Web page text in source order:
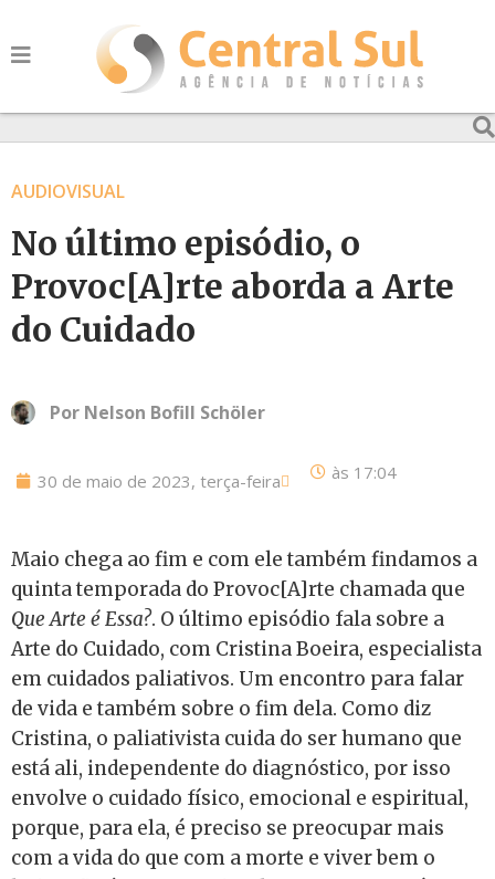
AUDIOVISUAL
No último episódio, o
Provoc[A]rte aborda a Arte
do Cuidado
Por Nelson Bofill Schöler
30 de maio de 2023, terça-feira às 17:04
Maio chega ao fim e com ele também findamos a
quinta temporada do Provoc[A]rte chamada que
Que Arte é Essa?. O último episódio fala sobre a
Arte do Cuidado, com Cristina Boeira, especialista
em cuidados paliativos. Um encontro para falar
de vida e também sobre o fim dela. Como diz
Cristina, o paliativista cuida do ser humano que
está ali, independente do diagnóstico, por isso
envolve o cuidado físico, emocional e espiritual,
porque, para ela, é preciso se preocupar mais
com a vida do que com a morte e viver bem o